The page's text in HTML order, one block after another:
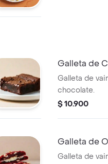
Galleta de
Galleta de
chocolate.
$ 10.900
Galleta de
Galleta de